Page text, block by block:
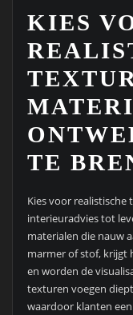
KIES
TE
Kies voor
interieuradvies tot
materialen die nauw
marmer of stof, krijgt
en worden de
texturen voegen
waardoor klanten